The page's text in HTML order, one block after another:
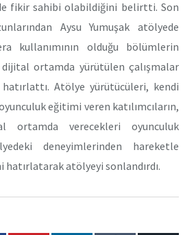
fikir sahibi olabildiğini belirtti. Son
Aysu Yumuşak atölyede
kullanımının olduğu bölümlerin
ortamda yürütülen çalışmalar
hatırlattı. Atölye yürütücüleri, kendi
eğitimi veren katılımcıların,
ortamda verecekleri oyunculuk
deneyimlerinden hareketle
atölyeyi sonlandırdı.